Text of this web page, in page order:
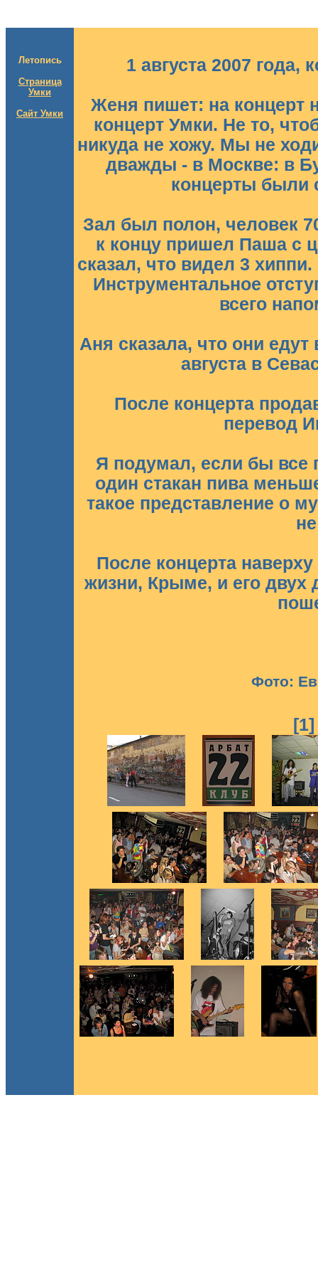
Летопись
Страница
Умки
Сайт Умки
1 августа 2007 года,
Женя пишет: на концерт
концерт Умки. Не то,
никуда не хожу. Мы не
дважды - в Москве: в
концерты были
Зал был полон, человек
к концу пришел Паша с
сказал, что видел 3
Инструментальное
всего
Аня сказала, что они
августа в
После концерта
перевод
Я подумал, если бы
один стакан пива
такое представление о
После концерта
жизни, Крыме, и его двух
Фото: